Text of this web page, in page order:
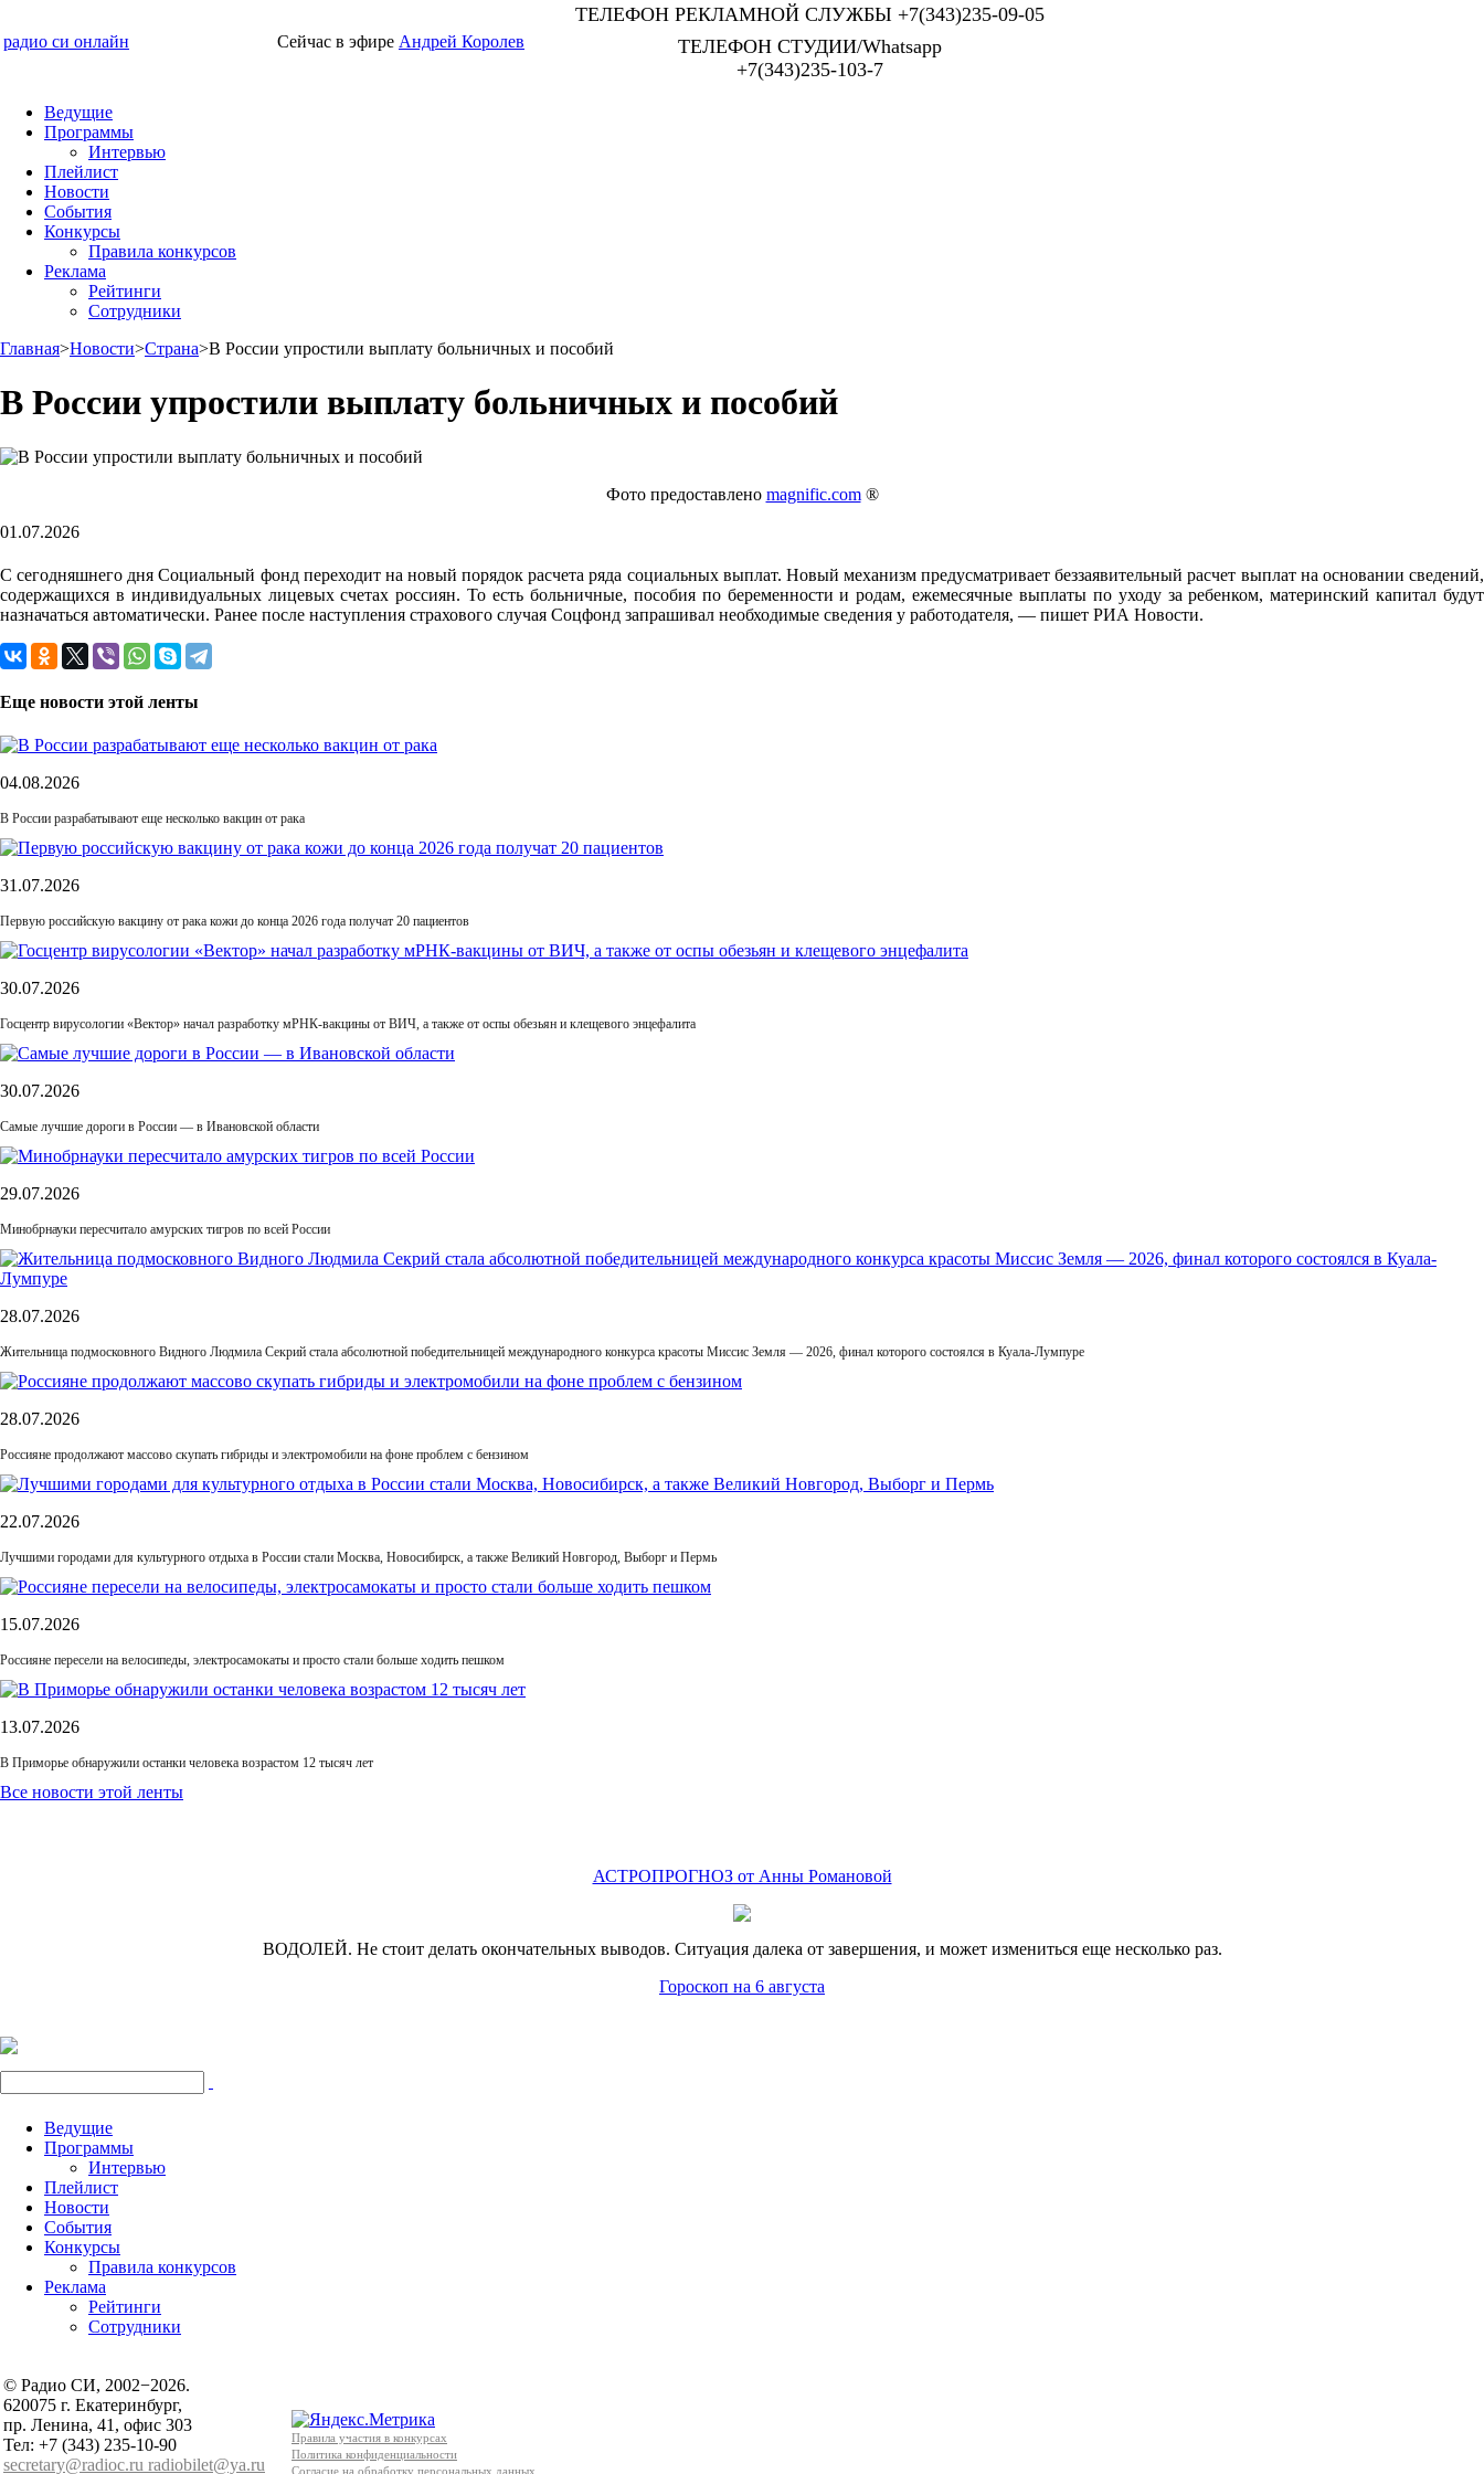
радио си онлайн Сейчас в эфире Андрей Королев
ТЕЛЕФОН РЕКЛАМНОЙ СЛУЖБЫ +7(343)235-09-05
ТЕЛЕФОН СТУДИИ/Whatsapp
+7(343)235-103-7
Ведущие
Программы
Интервью
Плейлист
Новости
События
Конкурсы
Правила конкурсов
Реклама
Рейтинги
Сотрудники
Главная>Новости>Страна>В России упростили выплату больничных и пособий
В России упростили выплату больничных и пособий
Фото предоставлено magnific.com®
01.07.2026
С сегодняшнего дня Социальный фонд переходит на новый порядок расчета ряда социальных выплат. Новый механизм предусматривает беззаявительный расчет выплат на основании сведений,
содержащихся в индивидуальных лицевых счетах россиян. То есть больничные, пособия по беременности и родам, ежемесячные выплаты по уходу за ребенком, материнский капитал будут
назначаться автоматически. Ранее после наступления страхового случая Соцфонд запрашивал необходимые сведения у работодателя, — пишет РИА Новости.
Еще новости этой ленты
04.08.2026
В России разрабатывают еще несколько вакцин от рака
31.07.2026
Первую российскую вакцину от рака кожи до конца 2026 года получат 20 пациентов
30.07.2026
Госцентр вирусологии «Вектор» начал разработку мРНК-вакцины от ВИЧ, а также от оспы обезьян и клещевого энцефалита
30.07.2026
Самые лучшие дороги в России — в Ивановской области
29.07.2026
Минобрнауки пересчитало амурских тигров по всей России
28.07.2026
Жительница подмосковного Видного Людмила Секрий стала абсолютной победительницей международного конкурса красоты Миссис Земля — 2026, финал которого состоялся в Куала-Лумпуре
28.07.2026
Россияне продолжают массово скупать гибриды и электромобили на фоне проблем с бензином
22.07.2026
Лучшими городами для культурного отдыха в России стали Москва, Новосибирск, а также Великий Новгород, Выборг и Пермь
15.07.2026
Россияне пересели на велосипеды, электросамокаты и просто стали больше ходить пешком
13.07.2026
В Приморье обнаружили останки человека возрастом 12 тысяч лет
Все новости этой ленты
АСТРОПРОГНОЗ от Анны Романовой
ВОДОЛЕЙ. Не стоит делать окончательных выводов. Ситуация далека от завершения, и может измениться еще несколько раз.
Гороскоп на 6 августа
Ведущие
Программы
Интервью
Плейлист
Новости
События
Конкурсы
Правила конкурсов
Реклама
Рейтинги
Сотрудники
© Радио СИ, 2002−2026.
620075 г. Екатеринбург,
пр. Ленина, 41, офис 303
Тел: +7 (343) 235-10-90
secretary@radioc.ru radiobilet@ya.ru
Правила участия в конкурсах
Политика конфиденциальности
Согласие на обработку персональных данных